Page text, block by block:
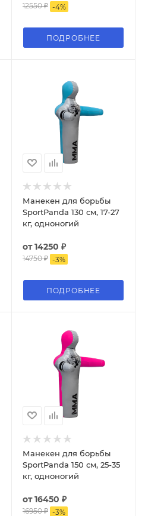
12550 ₽ -4%
ПОДРОБНЕЕ
Манекен для борьбы
SportPanda 130 см, 17-27
кг, одноногий
от14250 ₽
14750 ₽ -3%
ПОДРОБНЕЕ
Манекен для борьбы
SportPanda 150 см, 25-35
кг, одноногий
от16450 ₽
16950 ₽ -3%